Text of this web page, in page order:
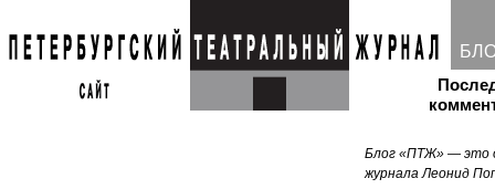
Блог «ПТЖ» — это
журнала Леонид